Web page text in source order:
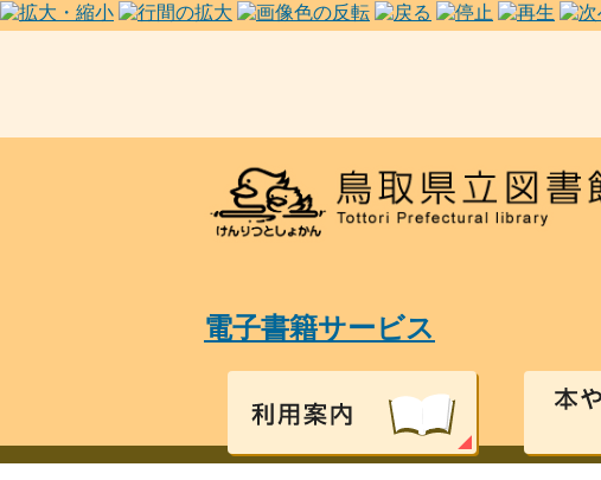
電子書籍サービス